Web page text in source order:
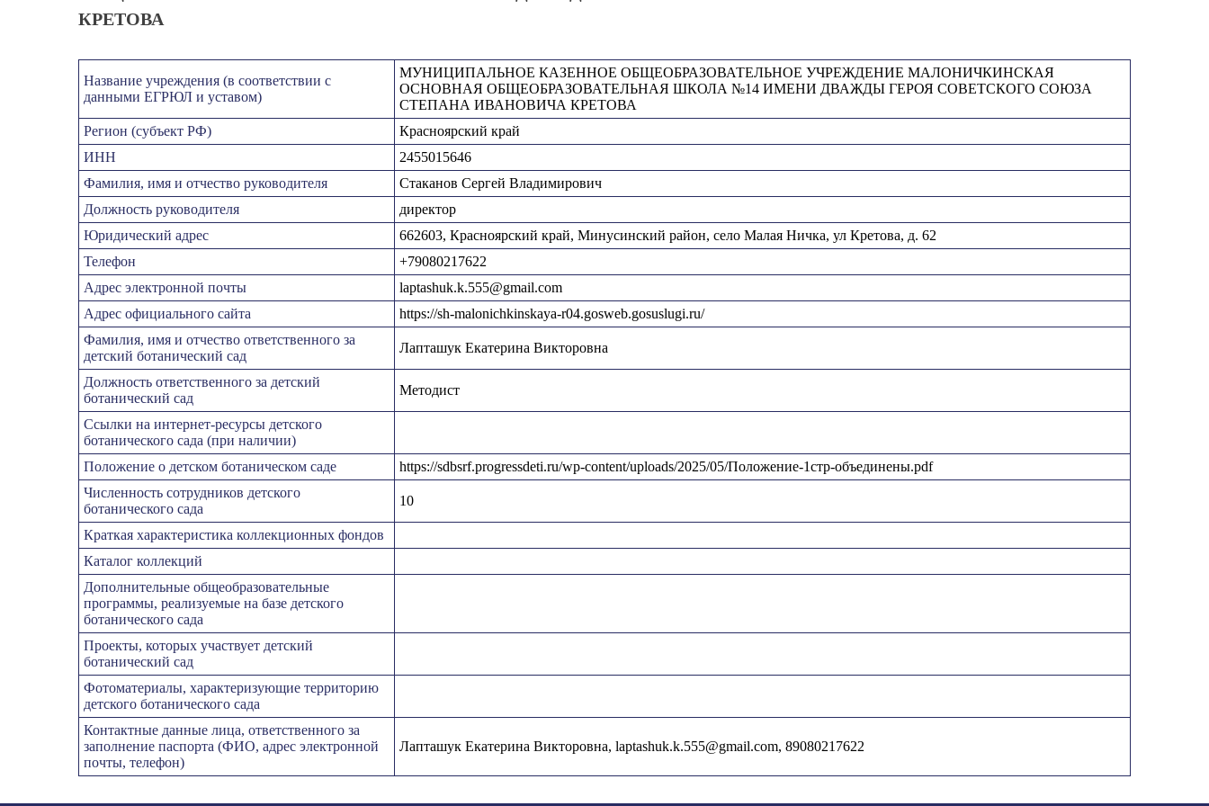
КРЕТОВА
Название учреждения (в соответствии с
данными ЕГРЮЛ и уставом)
МУНИЦИПАЛЬНОЕ КАЗЕННОЕ ОБЩЕОБРАЗОВАТЕЛЬНОЕ УЧРЕЖДЕНИЕ МАЛОНИЧКИНСКАЯ
ОСНОВНАЯ ОБЩЕОБРАЗОВАТЕЛЬНАЯ ШКОЛА №14 ИМЕНИ ДВАЖДЫ ГЕРОЯ СОВЕТСКОГО СОЮЗА
СТЕПАНА ИВАНОВИЧА КРЕТОВА
Регион (субъект РФ)
Красноярский край
ИНН
2455015646
Фамилия, имя и отчество руководителя
Стаканов Сергей Владимирович
Должность руководителя
директор
Юридический адрес
662603, Красноярский край, Минусинский район, село Малая Ничка, ул Кретова, д. 62
Телефон
+79080217622
Адрес электронной почты
laptashuk.k.555@gmail.com
Адрес официального сайта
https://sh-malonichkinskaya-r04.gosweb.gosuslugi.ru/
Фамилия, имя и отчество ответственного за
детский ботанический сад
Лапташук Екатерина Викторовна
Должность ответственного за детский
ботанический сад
Методист
Ссылки на интернет-ресурсы детского
ботанического сада (при наличии)
Положение о детском ботаническом саде
https://sdbsrf.progressdeti.ru/wp-content/uploads/2025/05/Положение-1стр-объединены.pdf
Численность сотрудников детского
ботанического сада
10
Краткая характеристика коллекционных фондов
Каталог коллекций
Дополнительные общеобразовательные
программы, реализуемые на базе детского
ботанического сада
Проекты, которых участвует детский
ботанический сад
Фотоматериалы, характеризующие территорию
детского ботанического сада
Контактные данные лица, ответственного за
заполнение паспорта (ФИО, адрес электронной
почты, телефон)
Лапташук Екатерина Викторовна, laptashuk.k.555@gmail.com, 89080217622